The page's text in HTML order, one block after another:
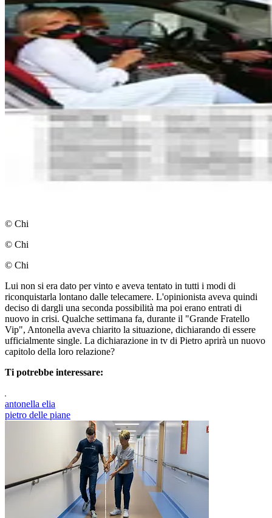
© Chi
© Chi
© Chi
Lui non si era dato per vinto e aveva tentato in tutti i modi di
riconquistarla lontano dalle telecamere. L'opinionista aveva quindi
deciso di dargli una seconda possibilità ma poi erano entrati di
nuovo in crisi. Qualche settimana fa, durante il "Grande Fratello
Vip", Antonella aveva chiarito la situazione, dichiarando di essere
ufficialmente single. La dichiarazione in tv di Pietro aprirà un nuovo
capitolo della loro relazione?
Ti potrebbe interessare:
antonella elia
pietro delle piane